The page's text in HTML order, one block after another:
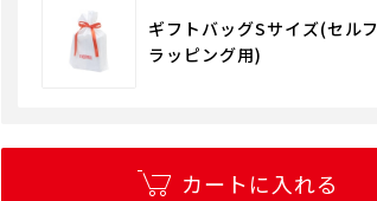
ギフトバッグSサイズ(セルフ
ラッピング用)
カートに入れる